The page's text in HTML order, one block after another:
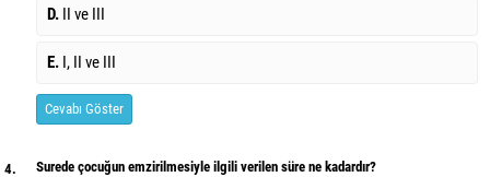
D. II ve III
E. I, II ve III
Cevabı Göster
4. Surede çocuğun emzirilmesiyle ilgili verilen süre ne kadardır?